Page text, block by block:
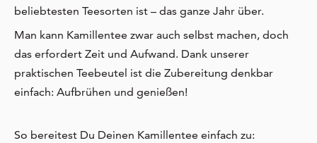
beliebtesten Teesorten ist – das ganze Jahr über.
Man kann Kamillentee zwar auch selbst machen, doch
das erfordert Zeit und Aufwand. Dank unserer
praktischen Teebeutel ist die Zubereitung denkbar
einfach: Aufbrühen und genießen!
So bereitest Du Deinen Kamillentee einfach zu: